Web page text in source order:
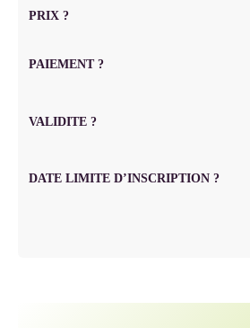
PRIX ?
PAIEMENT ?
VALIDITE ?
DATE LIMITE D’INSCRIPTION ?